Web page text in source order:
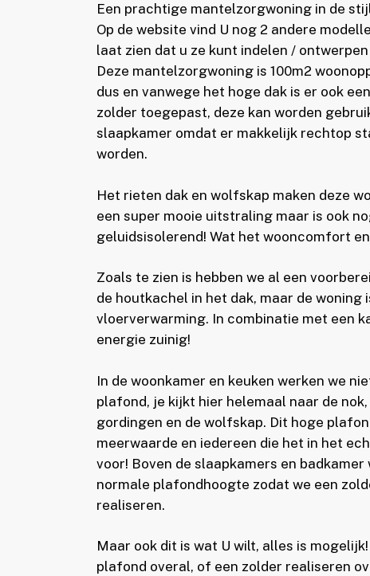
Een prachtige mantelzorgwoning in de
Op de website vind U nog 2 andere
laat zien dat u ze kunt indelen /
Deze mantelzorgwoning is 100m2
dus en vanwege het hoge dak is er ook
zolder toegepast, deze kan worden
slaapkamer omdat er makkelijk rechtop
worden.
Het rieten dak en wolfskap maken deze
een super mooie uitstraling maar is ook
geluidsisolerend! Wat het wooncomfort
Zoals te zien is hebben we al een
de houtkachel in het dak, maar de woning
vloerverwarming. In combinatie met een
energie zuinig!
In de woonkamer en keuken werken we
plafond, je kijkt hier helemaal naar de
gordingen en de wolfskap. Dit hoge
meerwaarde en iedereen die het in het
voor! Boven de slaapkamers en badkamer
normale plafondhoogte zodat we een
realiseren.
Maar ook dit is wat U wilt, alles is
plafond overal, of een zolder realiseren